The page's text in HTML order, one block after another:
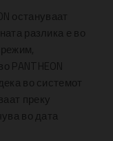
остануваат
разлика е во
PANTHEON
во системот
преку
во дата